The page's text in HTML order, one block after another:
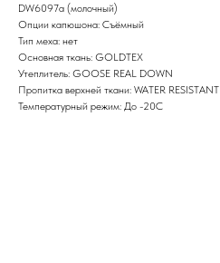
DW6097a (молочный)
Опции капюшона: Съёмный
Тип меха: нет
Основная ткань: GOLDTEX
Утеплитель: GOOSE REAL DOWN
Пропитка верхней ткани: WATER RESISTANT
Температурный режим: До -20С